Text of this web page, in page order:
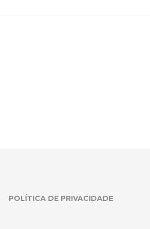
POLÍTICA DE PRIVACIDADE